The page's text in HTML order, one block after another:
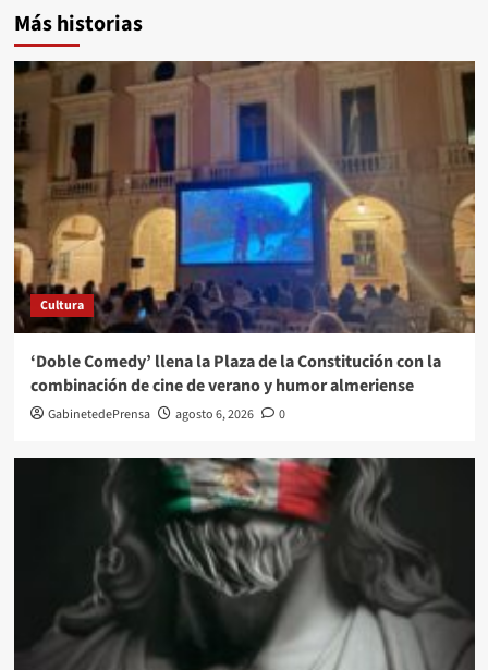
Más historias
Cultura
‘Doble Comedy’ llena la Plaza de la Constitución con la
combinación de cine de verano y humor almeriense
GabinetedePrensa agosto 6, 2026 0